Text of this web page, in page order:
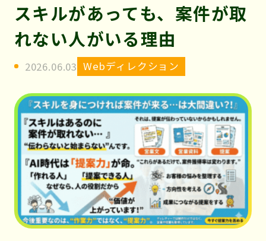
ー
ル
「デ
レ
テ
ィ
ー」
スキルがあっても、案件が取
れない人がいる理由
2026.06.03 Webディレクション